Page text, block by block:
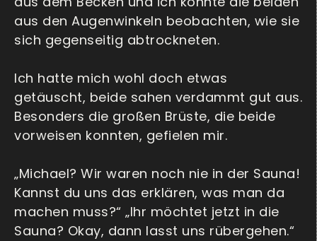
aus den Augenwinkeln beobachten, wie sie
sich gegenseitig abtrockneten.
Ich hatte mich wohl doch etwas
getäuscht, beide sahen verdammt gut aus.
Besonders die großen Brüste, die beide
vorweisen konnten, gefielen mir.
„Michael? Wir waren noch nie in der Sauna!
Kannst du uns das erklären, was man da
machen muss?“ „Ihr möchtet jetzt in die
Sauna? Okay, dann lasst uns rübergehen.“